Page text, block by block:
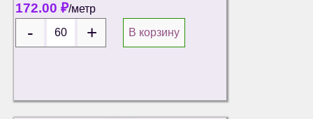
172.00 ₽/метр
В корзину